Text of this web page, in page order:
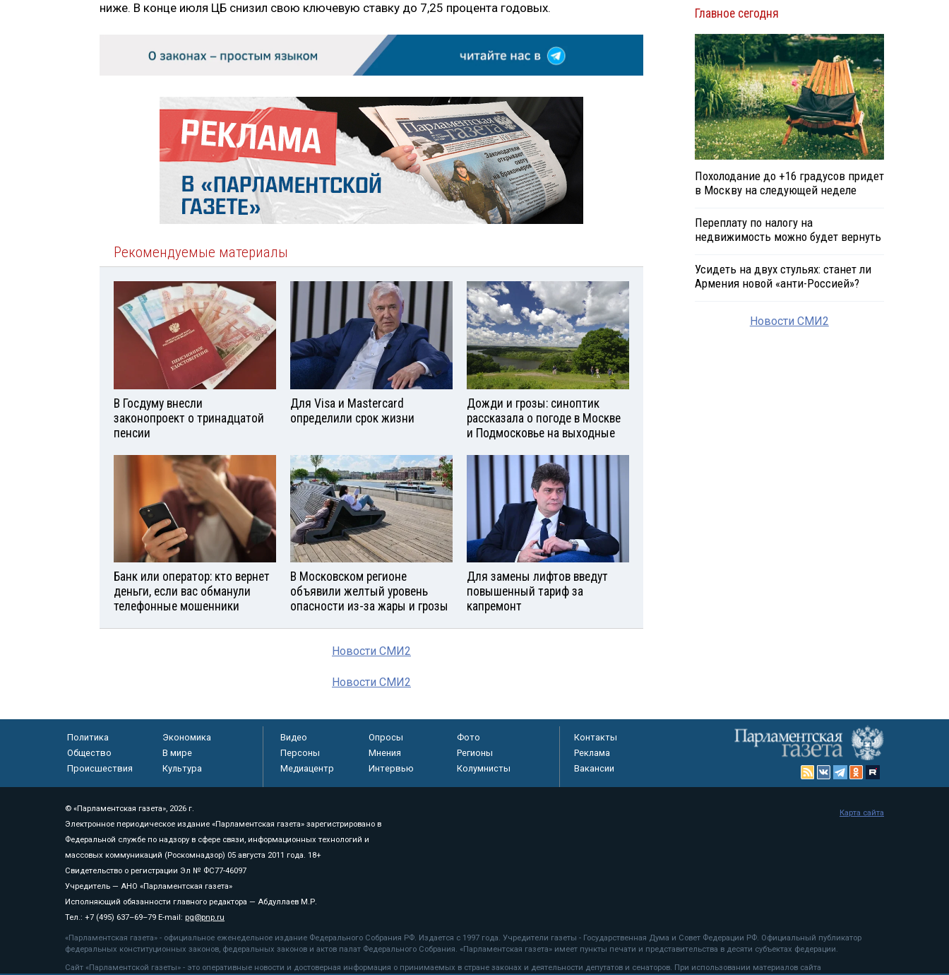
ниже. В конце июля ЦБ снизил свою ключевую ставку до 7,25 процента годовых.
Рекомендуемые материалы
В Госдуму внесли
законопроект о тринадцатой
пенсии
Для Visа и Mastercard
определили срок жизни
Дожди и грозы: синоптик
рассказала о погоде в Москве
и Подмосковье на выходные
Банк или оператор: кто вернет
деньги, если вас обманули
телефонные мошенники
В Московском регионе
объявили желтый уровень
опасности из-за жары и грозы
Для замены лифтов введут
повышенный тариф за
капремонт
Новости СМИ2
Новости СМИ2
Главное сегодня
Похолодание до +16 градусов придет
в Москву на следующей неделе
Переплату по налогу на
недвижимость можно будет вернуть
Усидеть на двух стульях: станет ли
Армения новой «анти-Россией»?
Новости СМИ2
Политика
Экономика
Общество
В мире
Происшествия
Культура
Видео Опросы
Фото
Персоны
Мнения
Регионы
Медиацентр
Интервью Колумнисты
Контакты
Реклама
Вакансии
© «Парламентская газета», 2026 г.
Электронное периодическое издание «Парламентская газета» зарегистрировано в
Федеральной службе по надзору в сфере связи, информационных технологий и
массовых коммуникаций (Роскомнадзор) 05 августа 2011 года. 18+
Свидетельство о регистрации Эл № ФС77-46097
Учредитель — АНО «Парламентская газета»
Исполняющий обязанности главного редактора — Абдуллаев М.Р.
Тел.: +7 (495) 637–69–79 E-mail: pg@pnp.ru
«Парламентская газета» - официальное еженедельное издание Федерального Собрания РФ. Издается с 1997 года. Учредители газеты - Государственная Дума и Совет Федерации РФ. Официальный публикатор
федеральных конституционных законов, федеральных законов и актов палат Федерального Собрания. «Парламентская газета» имеет пункты печати и представительства в десяти субъектах федерации.
Сайт «Парламентской газеты» - это оперативные новости и достоверная информация о принимаемых в стране законах и деятельности депутатов и сенаторов. При использовании материалов сайта
Карта сайта